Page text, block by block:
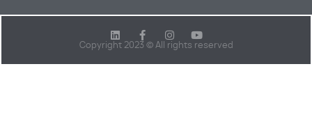
Copyright 2023 © All rights reserved